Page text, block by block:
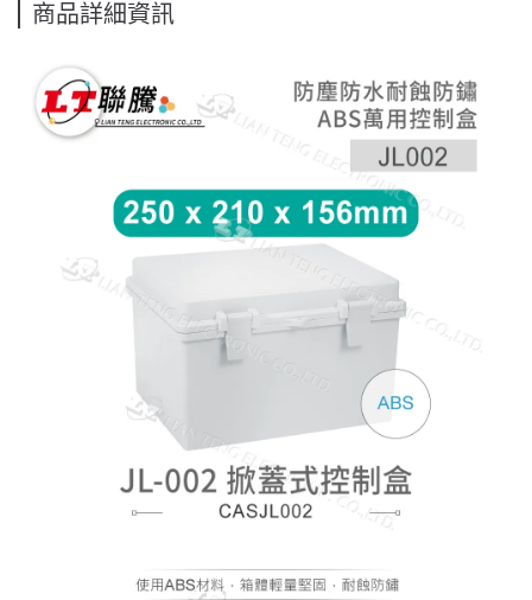
商品詳細資訊